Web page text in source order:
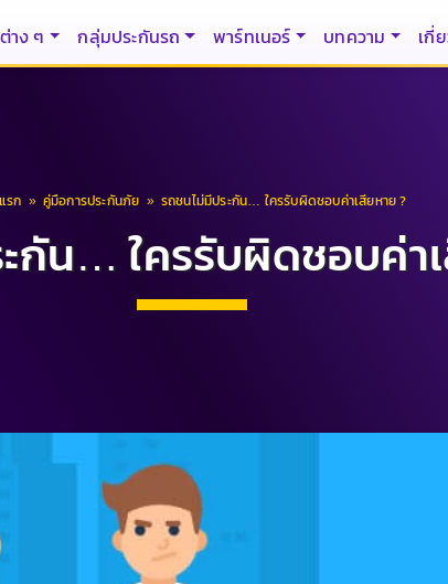
าง ๆ กลุ่มประกันรถ พาร์ทเนอร์ บทความ เกี่
รก » คู่มือการประกันภัย » รถชนไม่มีประกัน… ใครรับผิดชอบค่าเสียหาย ?
กัน… ใครรับผิดชอบค่า